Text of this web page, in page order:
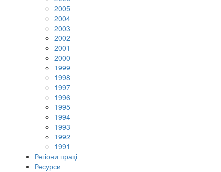
2005
2004
2003
2002
2001
2000
1999
1998
1997
1996
1995
1994
1993
1992
1991
Регіони праці
Ресурси